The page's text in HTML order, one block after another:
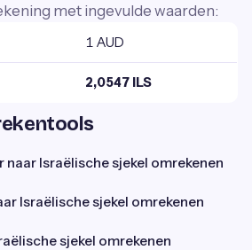
met ingevulde waarden:
1 AUD
2,0547 ILS
Israëlische sjekel omrekenen
Israëlische sjekel omrekenen
sjekel omrekenen